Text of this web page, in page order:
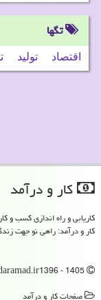
تگها
اقتصاد تولید
كار و درآمد
کاریابی و راه اندازی کسب و
کار و درآمد: راهی نو جهت
صفحات كار و درآمد